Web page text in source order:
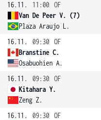
16.11.
11:00 OF
Van De Peer V. (7)
Plaza Araujo L.
16.11.
09:30 OF
Branstine C.
Osabuohien A.
16.11.
09:30 OF
Kitahara Y.
Zeng Z.
16.11.
09:30 OF